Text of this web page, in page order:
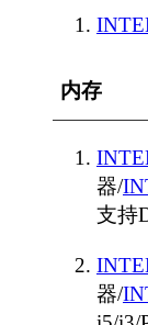
内存
器/
支持
器/